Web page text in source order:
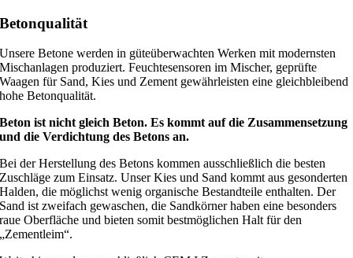
Betonqualität
Unsere Betone werden in güteüberwachten Werken mit modernsten
Mischanlagen produziert. Feuchtesensoren im Mischer, geprüfte
Waagen für Sand, Kies und Zement gewährleisten eine gleichbleibend
hohe Betonqualität.
Beton ist nicht gleich Beton. Es kommt auf die Zusammensetzung
und die Verdichtung des Betons an.
Bei der Herstellung des Betons kommen ausschließlich die besten
Zuschläge zum Einsatz. Unser Kies und Sand kommt aus gesonderten
Halden, die möglichst wenig organische Bestandteile enthalten. Der
Sand ist zweifach gewaschen, die Sandkörner haben eine besonders
raue Oberfläche und bieten somit bestmöglichen Halt für den
„Zementleim“.